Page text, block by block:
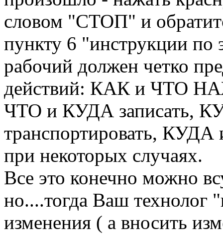
словом "СТОП" и
пункту 6 "инструкции по
рабочий должен четко
действий: КАК и ЧТО
ЧТО и КУДА записать,
транспортировать,
при некоторых случаях.
Все это конечно можно
но....тогда Ваш технолог
изменения ( а вносить